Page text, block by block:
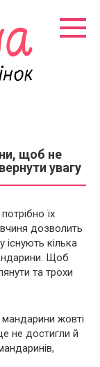
щоб не
увагу
їх
дозволить
існують кілька
Щоб
та трохи
жовті
не достигли й